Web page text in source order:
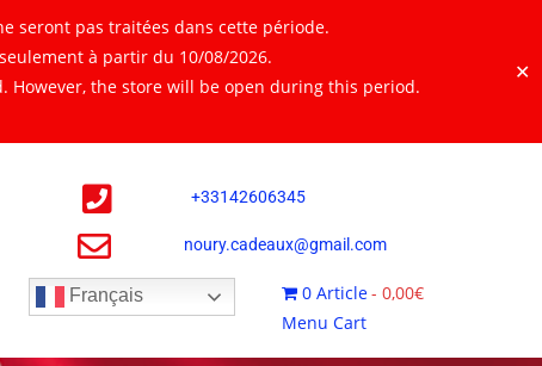
seront pas traitées dans cette période.
à partir du 10/08/2026.
However, the store will be open during this period.
✕
+33142606345
noury.cadeaux@gmail.com
Français 0 Article
0,00€
Menu Cart